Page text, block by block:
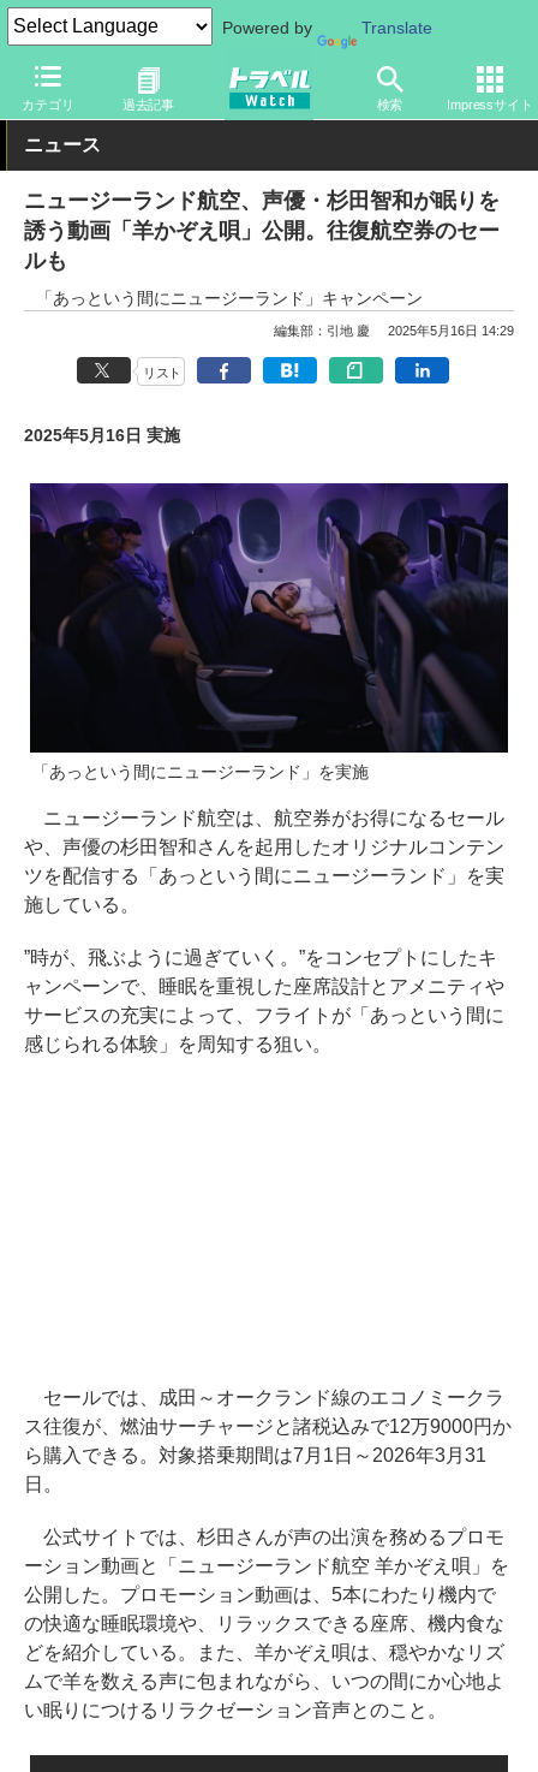
Powered by Translate
カテゴリ 過去記事 検索 Impressサイト
トラベル Watch 企業・政府・官庁 海外エアライン
ニュース
ニュージーランド航空、声優・杉田智和が眠りを
誘う動画「羊かぞえ唄」公開。往復航空券のセー
ルも
「あっという間にニュージーランド」キャンペーン
編集部：引地 慶 2025年5月16日 14:29
リスト
2025年5月16日 実施
「あっという間にニュージーランド」を実施
ニュージーランド航空は、航空券がお得になるセール
や、声優の杉田智和さんを起用したオリジナルコンテン
ツを配信する「あっという間にニュージーランド」を実
施している。
”時が、飛ぶように過ぎていく。”をコンセプトにしたキ
ャンペーンで、睡眠を重視した座席設計とアメニティや
サービスの充実によって、フライトが「あっという間に
感じられる体験」を周知する狙い。
セールでは、成田～オークランド線のエコノミークラ
ス往復が、燃油サーチャージと諸税込みで12万9000円か
ら購入できる。対象搭乗期間は7月1日～2026年3月31
日。
公式サイトでは、杉田さんが声の出演を務めるプロモ
ーション動画と「ニュージーランド航空 羊かぞえ唄」を
公開した。プロモーション動画は、5本にわたり機内で
の快適な睡眠環境や、リラックスできる座席、機内食な
どを紹介している。また、羊かぞえ唄は、穏やかなリズ
ムで羊を数える声に包まれながら、いつの間にか心地よ
い眠りにつけるリラクゼーション音声とのこと。